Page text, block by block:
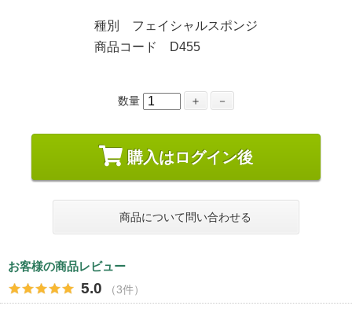
種別 フェイシャルスポンジ
商品コード D455
数量 ＋ －
購入はログイン後
商品について問い合わせる
お客様の商品レビュー
5.0 （3件）